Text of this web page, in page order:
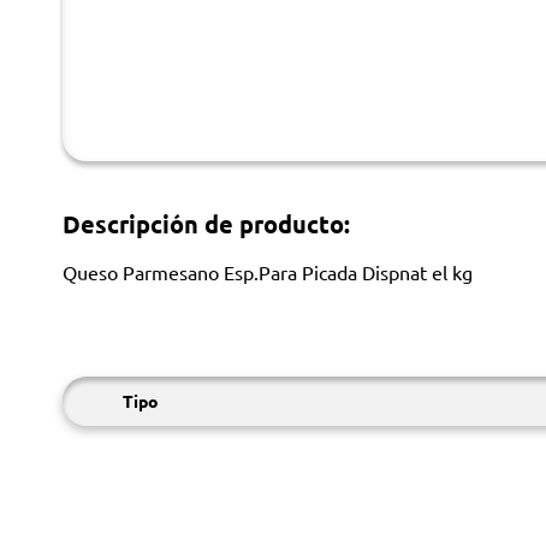
Descripción de producto:
Queso Parmesano Esp.Para Picada Dispnat el kg
Tipo